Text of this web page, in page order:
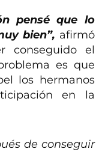
pensé que lo
bien”, afirmó
conseguido el
es que
los hermanos
en la
de conseguir